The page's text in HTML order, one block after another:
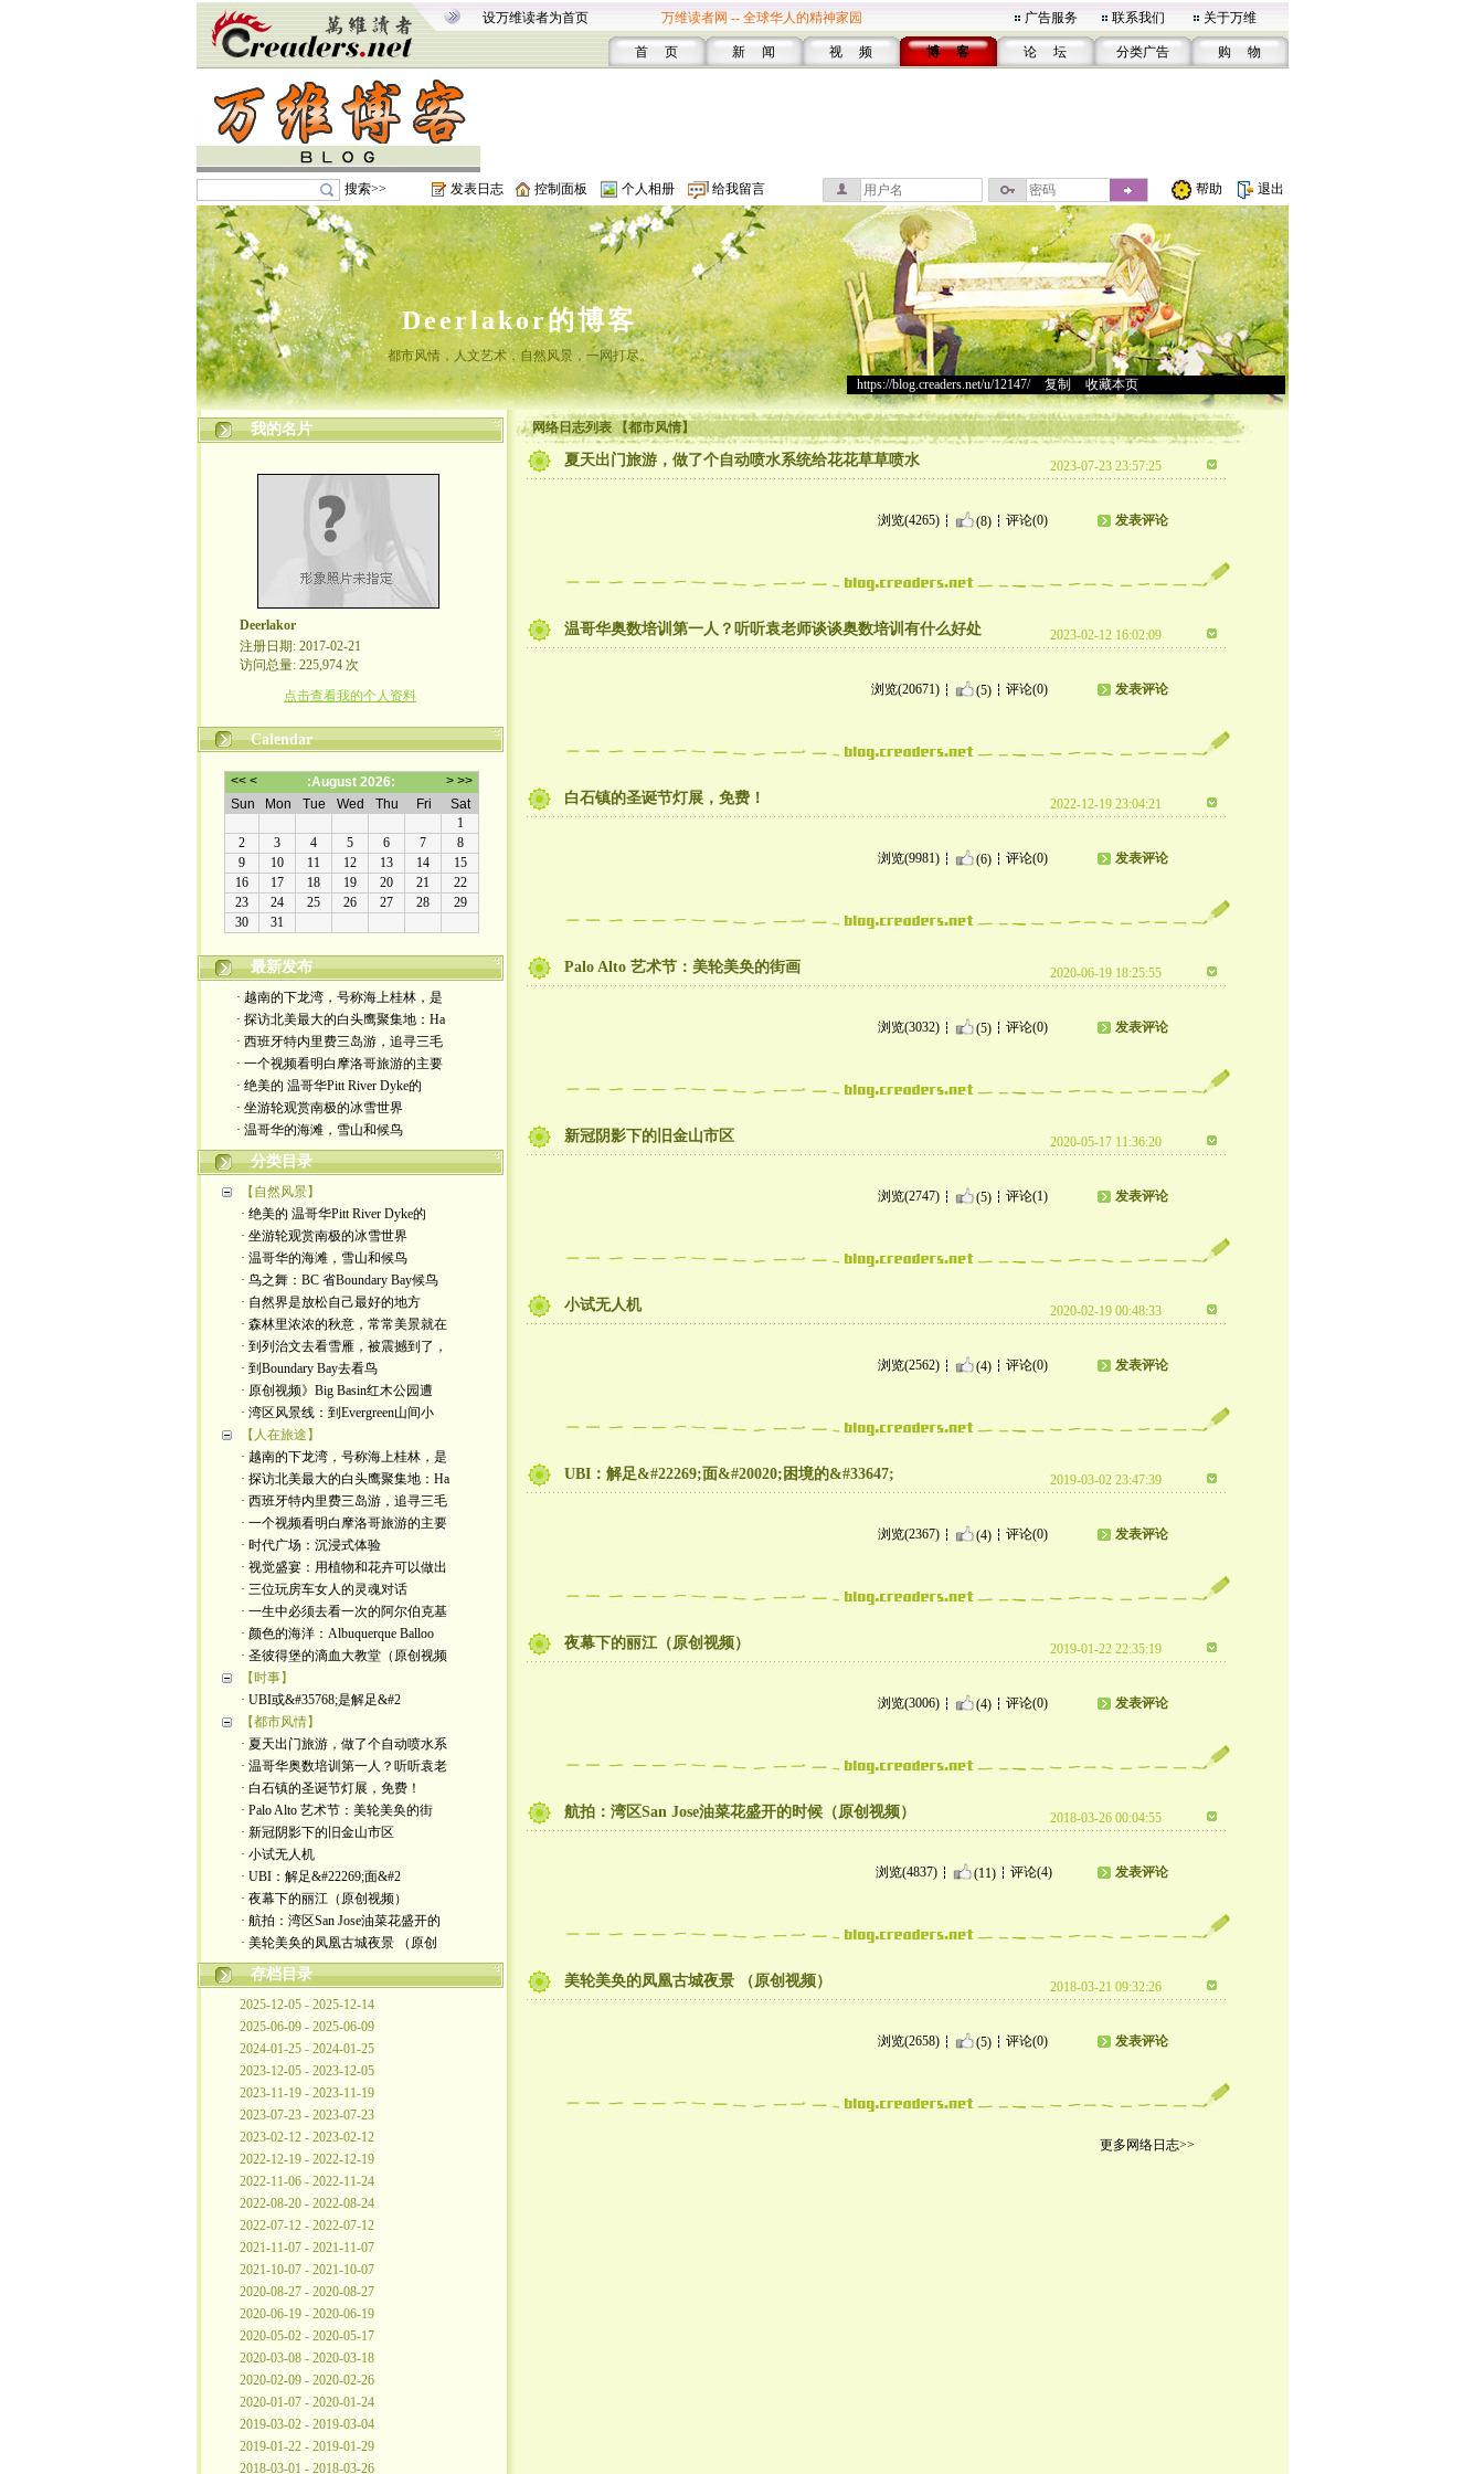
设万维读者为首页 万维读者网 -- 全球华人的精神家园 广告服务 联系我们 关于万维
首 页 新 闻 视 频 博 客 论 坛 分类广告 购 物
搜索>> 发表日志 控制面板 个人相册 给我留言 帮助 退出
Deerlakor的博客
都市风情，人文艺术，自然风景，一网打尽。
https://blog.creaders.net/u/12147/> 复制 收藏本页
我的名片
Deerlakor
注册日期: 2017-02-21
访问总量: 225,974 次
点击查看我的个人资料
Calendar
最新发布
· 越南的下龙湾，号称海上桂林，是
· 探访北美最大的白头鹰聚集地：Ha
· 西班牙特内里费三岛游，追寻三毛
· 一个视频看明白摩洛哥旅游的主要
· 绝美的 温哥华Pitt River Dyke的
· 坐游轮观赏南极的冰雪世界
· 温哥华的海滩，雪山和候鸟
分类目录
【自然风景】
· 绝美的 温哥华Pitt River Dyke的
· 坐游轮观赏南极的冰雪世界
· 温哥华的海滩，雪山和候鸟
· 鸟之舞：BC 省Boundary Bay候鸟
· 自然界是放松自己最好的地方
· 森林里浓浓的秋意，常常美景就在
· 到列治文去看雪雁，被震撼到了，
· 到Boundary Bay去看鸟
· 原创视频》Big Basin红木公园遭
· 湾区风景线：到Evergreen山间小
【人在旅途】
· 越南的下龙湾，号称海上桂林，是
· 探访北美最大的白头鹰聚集地：Ha
· 西班牙特内里费三岛游，追寻三毛
· 一个视频看明白摩洛哥旅游的主要
· 时代广场：沉浸式体验
· 视觉盛宴：用植物和花卉可以做出
· 三位玩房车女人的灵魂对话
· 一生中必须去看一次的阿尔伯克基
· 颜色的海洋：Albuquerque Balloo
· 圣彼得堡的滴血大教堂（原创视频
【时事】
· UBI或&#35768;是解足&#2
【都市风情】
· 夏天出门旅游，做了个自动喷水系
· 温哥华奥数培训第一人？听听袁老
· 白石镇的圣诞节灯展，免费！
· Palo Alto 艺术节：美轮美奂的街
· 新冠阴影下的旧金山市区
· 小试无人机
· UBI：解足&#22269;面&#2
· 夜幕下的丽江（原创视频）
· 航拍：湾区San Jose油菜花盛开的
· 美轮美奂的凤凰古城夜景 （原创
存档目录
2025-12-05 - 2025-12-14
2025-06-09 - 2025-06-09
2024-01-25 - 2024-01-25
2023-12-05 - 2023-12-05
2023-11-19 - 2023-11-19
2023-07-23 - 2023-07-23
2023-02-12 - 2023-02-12
2022-12-19 - 2022-12-19
2022-11-06 - 2022-11-24
2022-08-20 - 2022-08-24
2022-07-12 - 2022-07-12
2021-11-07 - 2021-11-07
2021-10-07 - 2021-10-07
2020-08-27 - 2020-08-27
2020-06-19 - 2020-06-19
2020-05-02 - 2020-05-17
2020-03-08 - 2020-03-18
2020-02-09 - 2020-02-26
2020-01-07 - 2020-01-24
2019-03-02 - 2019-03-04
2019-01-22 - 2019-01-29
2018-03-01 - 2018-03-26
网络日志列表 【都市风情】
夏天出门旅游，做了个自动喷水系统给花花草草喷水 2023-07-23 23:57:25
浏览(4265) (8) 评论(0) 发表评论
温哥华奥数培训第一人？听听袁老师谈谈奥数培训有什么好处 2023-02-12 16:02:09
浏览(20671) (5) 评论(0) 发表评论
白石镇的圣诞节灯展，免费！ 2022-12-19 23:04:21
浏览(9981) (6) 评论(0) 发表评论
Palo Alto 艺术节：美轮美奂的街画 2020-06-19 18:25:55
浏览(3032) (5) 评论(0) 发表评论
新冠阴影下的旧金山市区 2020-05-17 11:36:20
浏览(2747) (5) 评论(1) 发表评论
小试无人机 2020-02-19 00:48:33
浏览(2562) (4) 评论(0) 发表评论
UBI：解足&#22269;面&#20020;困境的&#33647; 2019-03-02 23:47:39
浏览(2367) (4) 评论(0) 发表评论
夜幕下的丽江（原创视频） 2019-01-22 22:35:19
浏览(3006) (4) 评论(0) 发表评论
航拍：湾区San Jose油菜花盛开的时候（原创视频） 2018-03-26 00:04:55
浏览(4837) (11) 评论(4) 发表评论
美轮美奂的凤凰古城夜景 （原创视频） 2018-03-21 09:32:26
浏览(2658) (5) 评论(0) 发表评论
更多网络日志>>